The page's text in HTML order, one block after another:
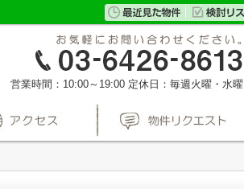
営業時間：10:00～19:00 定休日：毎週火曜・水曜